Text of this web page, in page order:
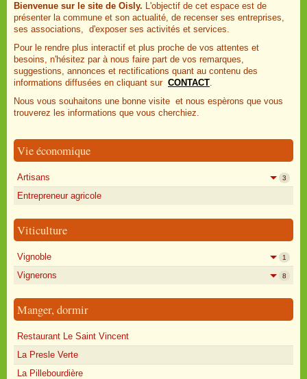
Bienvenue sur le site de Oisly. L'objectif de cet espace est de
présenter la commune et son actualité, de recenser ses entreprises,
ses associations, d'exposer ses activités et services.
Pour le rendre plus interactif et plus proche de vos attentes et
besoins, n'hésitez par à nous faire part de vos remarques,
suggestions, annonces et rectifications quant au contenu des
informations diffusées en cliquant sur CONTACT.
Nous vous souhaitons une bonne visite et nous espèrons que vous
trouverez les informations que vous cherchiez.
Vie économique
Artisans 3
Entrepreneur agricole
Viticulture
Vignoble 1
Vignerons 8
Manger, dormir
Restaurant Le Saint Vincent
La Presle Verte
La Pillebourdière